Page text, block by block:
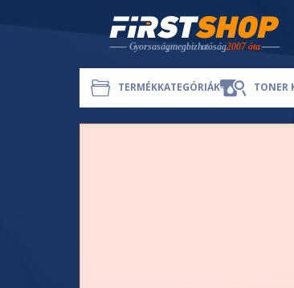
TERMÉKKATEGÓRIÁK TONER